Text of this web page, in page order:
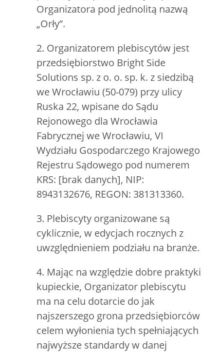
Organizatora pod jednolitą nazwą
„Orły”.
2. Organizatorem plebiscytów jest
przedsiębiorstwo Bright Side
Solutions sp. z o. o. sp. k. z siedzibą
we Wrocławiu (50-079) przy ulicy
Ruska 22, wpisane do Sądu
Rejonowego dla Wrocławia
Fabrycznej we Wrocławiu, VI
Wydziału Gospodarczego Krajowego
Rejestru Sądowego pod numerem
KRS: [brak danych], NIP:
8943132676, REGON: 381313360.
3. Plebiscyty organizowane są
cyklicznie, w edycjach rocznych z
uwzględnieniem podziału na branże.
4. Mając na względzie dobre praktyki
kupieckie, Organizator plebiscytu
ma na celu dotarcie do jak
najszerszego grona przedsiębiorców
celem wyłonienia tych spełniających
najwyższe standardy w danej